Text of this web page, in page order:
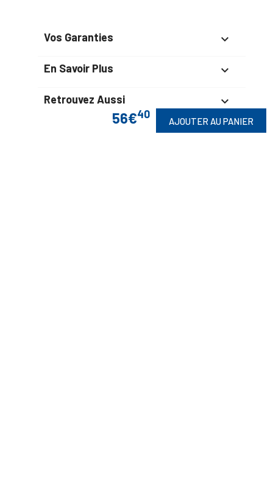
56€40
AJOUTER AU PANIER
Vos Garanties 
En Savoir Plus 
Retrouvez Aussi 